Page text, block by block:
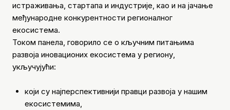
истраживања, стартапа и индустрије, као и на јачање
међународне конкурентности регионалног
екосистема.
Током панела, говорило се о кључним питањима
развоја иновационих екосистема у региону,
укључујући:
који су најперспективнији правци развоја у нашим
екосистемима,